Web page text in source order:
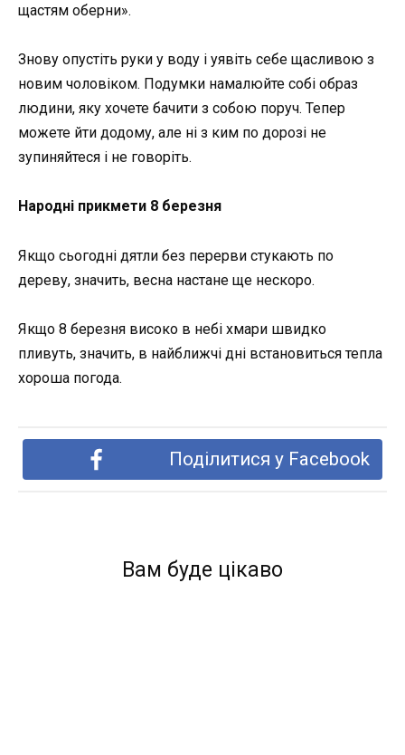
щастям оберни».
Знову опустіть руки у воду і уявіть себе щасливою з
новим чоловіком. Подумки намалюйте собі образ
людини, яку хочете бачити з собою поруч. Тепер
можете йти додому, але ні з ким по дорозі не
зупиняйтеся і не говоріть.
Народні прикмети 8 березня
Якщо сьогодні дятли без перерви стукають по
дереву, значить, весна настане ще нескоро.
Якщо 8 березня високо в небі хмари швидко
пливуть, значить, в найближчі дні встановиться тепла
хороша погода.
Поділитися у Facebook
Вам буде цікаво